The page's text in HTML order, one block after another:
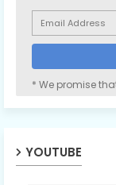
* We promise
YOUTUBE